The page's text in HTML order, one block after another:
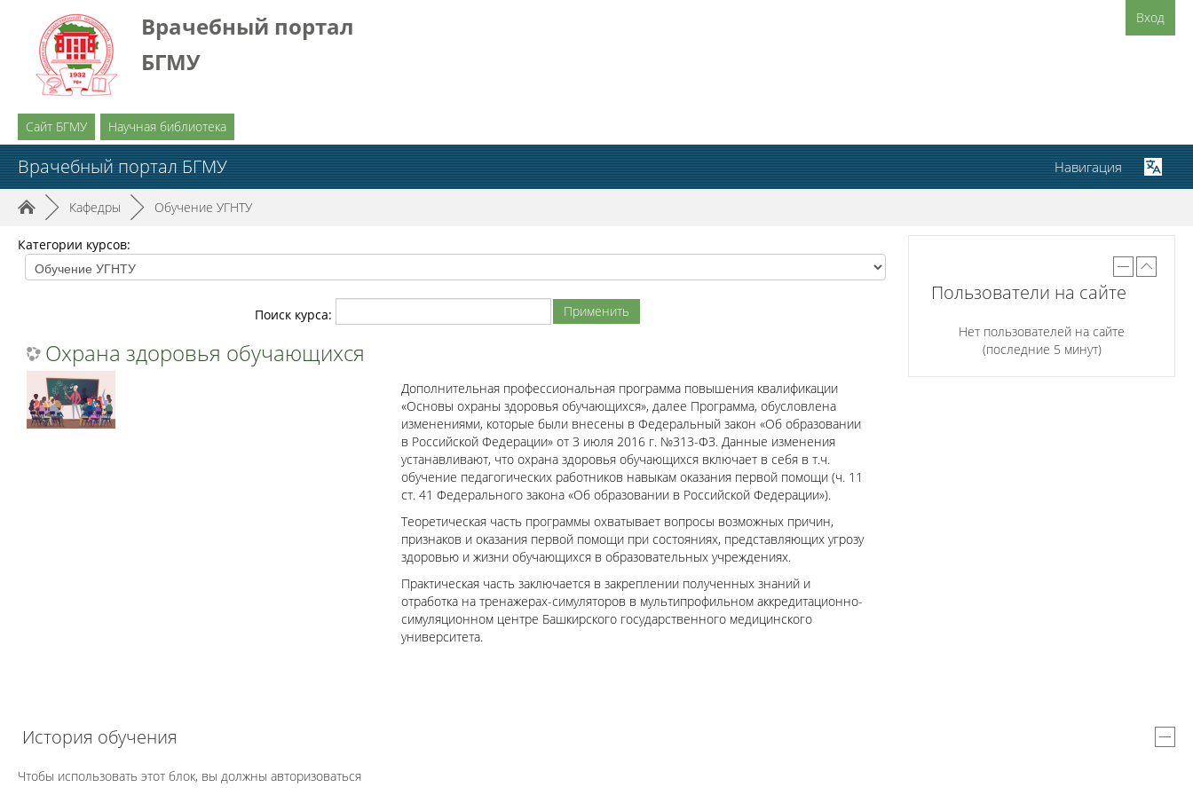
Врачебный портал
БГМУ
Вход
Сайт БГМУ Научная библиотека
Врачебный портал БГМУ
► Кафедры ► Обучение УГНТУ
Категории курсов:
Поиск курса:
Охрана здоровья обучающихся
Дополнительная профессиональная программа повышения квалификации
«Основы охраны здоровья обучающихся», далее Программа, обусловлена
изменениями, которые были внесены в Федеральный закон «Об образовании
в Российской Федерации» от 3 июля 2016 г. №313-ФЗ. Данные изменения
устанавливают, что охрана здоровья обучающихся включает в себя в т.ч.
обучение педагогических работников навыкам оказания первой помощи (ч. 11
ст. 41 Федерального закона «Об образовании в Российской Федерации»).
Теоретическая часть программы охватывает вопросы возможных причин,
признаков и оказания первой помощи при состояниях, представляющих угрозу
здоровью и жизни обучающихся в образовательных учреждениях.
Практическая часть заключается в закреплении полученных знаний и
отработка на тренажерах-симуляторов в мультипрофильном аккредитационно-
симуляционном центре Башкирского государственного медицинского
университета.
Пользователи на сайте
Нет пользователей на сайте
(последние 5 минут)
История обучения
Чтобы использовать этот блок, вы должны авторизоваться
Навигация